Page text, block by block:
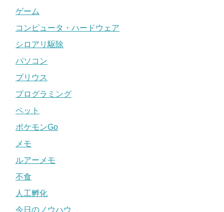
ゲーム
コンピュータ・ハードウェア
シロアリ駆除
パソコン
プリウス
プログラミング
ペット
ポケモンGo
メモ
ルアーメモ
不食
人工孵化
今日のノウハウ